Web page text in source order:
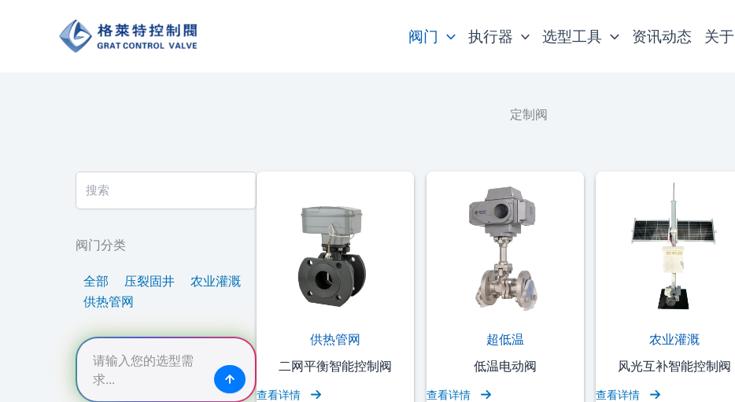
阀门 执行器 选型工具 资讯动态 关于
定制阀
阀门分类
全部 压裂固井
农业灌溉
供热管网
供热管网
二网平衡智能控制阀
查看详情
超低温
低温电动阀
查看详情
农业灌溉
风光互补智能控制阀
查看详情